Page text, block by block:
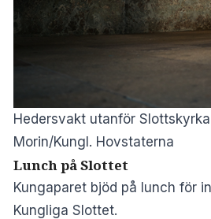
Hedersvakt utanför
Morin/Kungl. Hovstaterna
Lunch på Slottet
Kungaparet bjöd på lunch för
Kungliga Slottet.